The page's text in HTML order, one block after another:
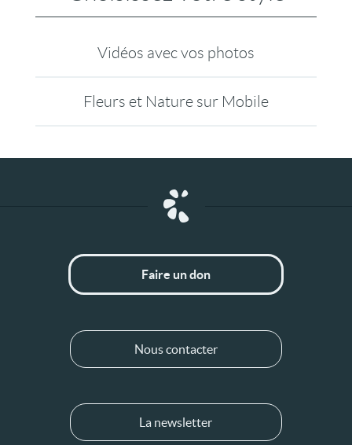
Vidéos avec vos photos
Fleurs et Nature sur Mobile
Faire un don
Nous contacter
La newsletter